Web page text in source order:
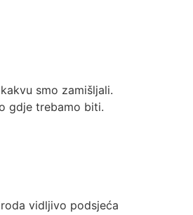
smo zamišljali.
gdje trebamo biti.
vidljivo podsjeća